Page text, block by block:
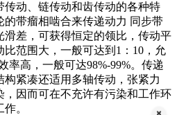
传动、链传动和齿传动的各种特
的带瘤相啮合来传递动力 同步带
差，可获得恒定的领比，传动平
范围大，一般可达到1：10，允
率高，一般可达98%-99%。传递
紧凑还适用多轴传动，张紧力
因而可在不充许有污染和工作环
。